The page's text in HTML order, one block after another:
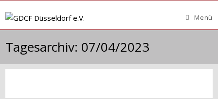
Inhalt
Menü
Tagesarchiv: 07/04/2023